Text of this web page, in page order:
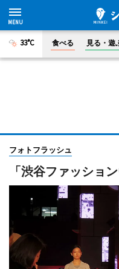
33°C 食べる 見る・遊
フォトフラッシュ
「渋谷ファッショ